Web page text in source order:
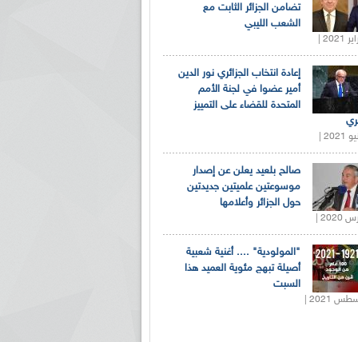
تضامن الجزائر الثابت مع
الشعب الليبي
إعادة انتخاب الجزائري نور الدين
أمير عضوا في لجنة الأمم
المتحدة للقضاء على التمييز
صالح بلعيد يعلن عن إصدار
موسوعتين علميتين جديدتين
حول الجزائر وأعلامها
"المولودية" .... أغنية شعبية
أصيلة تبهج مئوية العميد هذا
السبت